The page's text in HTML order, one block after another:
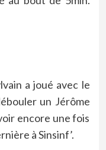
a joué avec le
un Jérôme
encore une fois
à Sinsinf’.